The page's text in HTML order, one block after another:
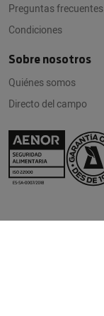
Preguntas frecuentes
Condiciones
Sobre nosotros
Quiénes somos
Directo del campo